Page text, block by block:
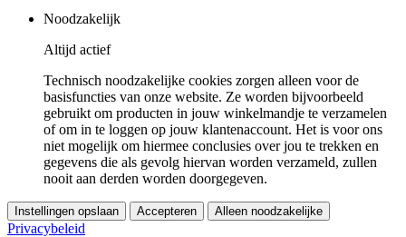
Noodzakelijk
Altijd actief
Technisch noodzakelijke cookies zorgen alleen voor de
basisfuncties van onze website. Ze worden bijvoorbeeld
gebruikt om producten in jouw winkelmandje te verzamelen
of om in te loggen op jouw klantenaccount. Het is voor ons
niet mogelijk om hiermee conclusies over jou te trekken en
gegevens die als gevolg hiervan worden verzameld, zullen
nooit aan derden worden doorgegeven.
Instellingen opslaan Accepteren Alleen noodzakelijke
Privacybeleid